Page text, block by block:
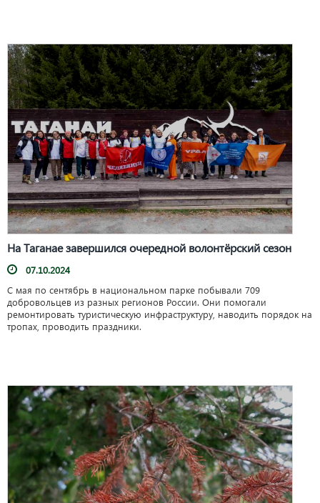
На Таганае завершился очередной волонтёрский сезон
07.10.2024
С мая по сентябрь в национальном парке побывали 709
добровольцев из разных регионов России. Они помогали
ремонтировать туристическую инфраструктуру, наводить порядок на
тропах, проводить праздники.